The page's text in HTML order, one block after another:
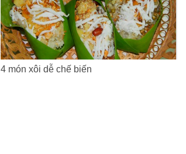
4 món xôi dễ chế biến